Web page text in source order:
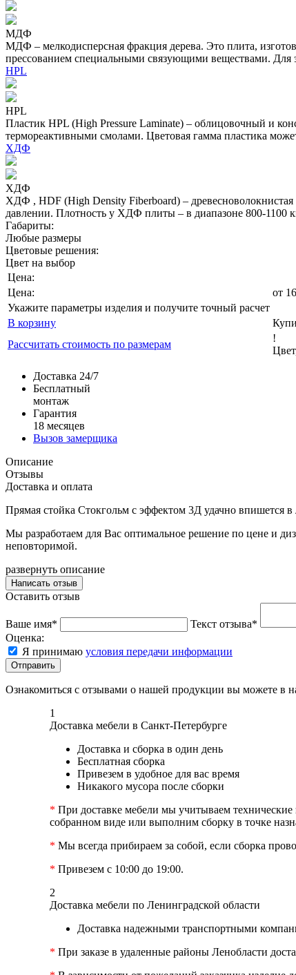
МДФ
МДФ – мелкодисперсная фракция дерева. Это плита,
прессованием специальными связующими веществами. Для
HPL
HPL
Пластик HPL (High Pressure Laminate) – облицовочный и
термореактивными смолами. Цветовая гамма пластика
ХДФ
ХДФ
ХДФ , HDF (High Density Fiberboard) –
давлении. Плотность у ХДФ плиты – в диапазоне 800-
Габариты:
Любые размеры
Цветовые решения:
Цвет на выбор
Цена:
Цена:
от
Укажите параметры изделия и получите точный расчет
В корзину
Рассчитать стоимость по размерам
!
Доставка 24/7
Бесплатный
монтаж
Гарантия
18 месяцев
Вызов замерщика
Описание
Отзывы
Доставка и оплата
Прямая стойка Стокгольм с эффектом 3Д удачно впишется
Мы разработаем для Вас оптимальное решение по цене и
неповторимой.
развернуть описание
Написать отзыв
Оставить отзыв
Ваше имя*
Текст отзыва*
Оценка:
Я принимаю условия передачи информации
Отправить
Ознакомиться с отзывами о нашей продукции вы можете в
1
Доставка мебели в Санкт-Петербурге
Доставка и сборка в один день
Бесплатная сборка
Привезем в удобное для вас время
Никакого мусора после сборки
* При доставке мебели мы учитываем
собранном виде или выполним сборку в точке
* Мы всегда прибираем за собой, если сборка
* Привезем с 10:00 до 19:00.
2
Доставка мебели по Ленинградской области
Доставка надежными транспортными
* При заказе в удаленные районы Ленобласти